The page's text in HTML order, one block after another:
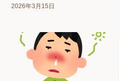
2026年3月15日